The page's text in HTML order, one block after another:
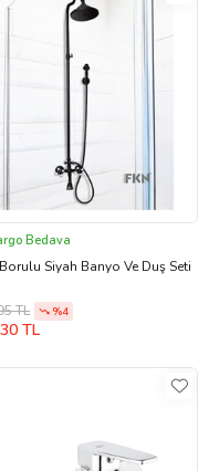
Bedava
Siyah Banyo Ve Duş Seti
TL %4
TL